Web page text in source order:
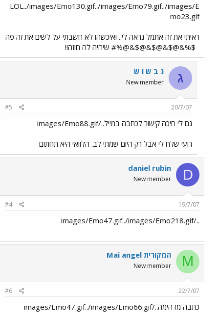
LOL../images/Emo130.gif../images/Emo79.gif../images/E
mo23.gif
ראיתי את זה אתמל נראה לי.. ואיכשהו לא חשבתי על לשים את זה פה
$%&@$&@$&@$&@%# שיהיה לה חוזה!!
ג ג ב ש ו ש
New member
20/7/07
#5
גם לי חיכה קישור לכתבה במייל../images/Emo88.gif
רועי שלח לי אבל רק היום שמתי לב. הלוואי היא תחתום
D
daniel rubin
New member
19/7/07
#4
../images/Emo47.gif../images/Emo218.gif
M Mai angel המקורית
New member
22/7/07
#6
כתבה מדהימה../images/Emo47.gif../images/Emo66.gif